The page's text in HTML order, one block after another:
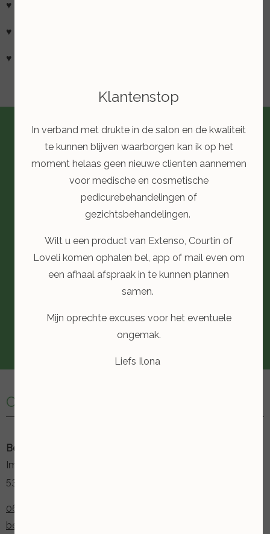
♥ Geen milieubelastende omverpakkingen
♥ Recyclebare verpakkingen
♥ Duurzaamheid
Contactgegevens
Beauty & Feet Ilona
Iman van de Boschstraat 21
5348 TE Oss
06 11 24 8075
beautyfeet-ilona@hotmail.com
Klantenstop
In verband met drukte in de salon en de kwaliteit
te kunnen blijven waarborgen kan ik op het
moment helaas geen nieuwe clienten aannemen
voor medische en cosmetische
pedicurebehandelingen of
gezichtsbehandelingen.
Wilt u een product van Extenso, Courtin of
Loveli komen ophalen bel, app of mail even om
een afhaal afspraak in te kunnen plannen
samen.
Mijn oprechte excuses voor het eventuele
ongemak.
Liefs Ilona